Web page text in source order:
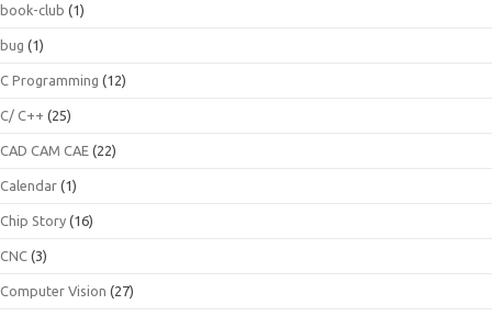
book-club (1)
bug (1)
C Programming (12)
C/ C++ (25)
CAD CAM CAE (22)
Calendar (1)
Chip Story (16)
CNC (3)
Computer Vision (27)